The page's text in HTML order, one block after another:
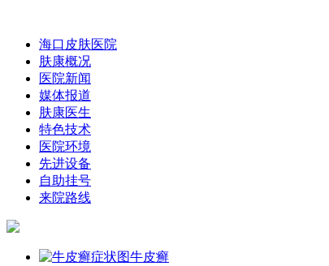
海口皮肤医院
肤康概况
医院新闻
媒体报道
肤康医生
特色技术
医院环境
先进设备
自助挂号
来院路线
牛皮癣